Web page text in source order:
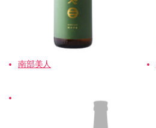
南部美人